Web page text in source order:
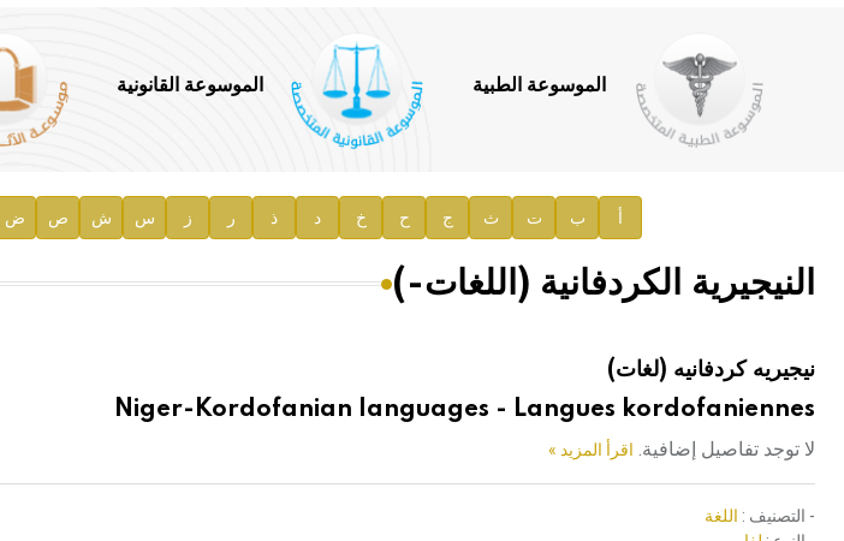
توصيات مجلس الإدارة
صدور المجلد السابع من موسوعة الآثار في سورية
إعلان..
هيئة الموسوعة العربية تطلق موسوعات جديدة في عام 2026
الموسوعة الطبية الموسوعة القانونية
أ ب ت ث ج ح خ د ذ ر ز س ش ص ض
النيجيرية الكردفانية (اللغات-)
نيجيريه كردفانيه (لغات)
Niger-Kordofanian languages - Langues kordofaniennes
لا توجد تفاصيل إضافية. اقرأ المزيد »
- التصنيف : اللغة